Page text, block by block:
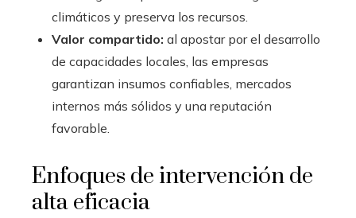
climáticos y preserva los recursos.
Valor compartido: al apostar por el desarrollo
de capacidades locales, las empresas
garantizan insumos confiables, mercados
internos más sólidos y una reputación
favorable.
Enfoques de intervención de
alta eficacia